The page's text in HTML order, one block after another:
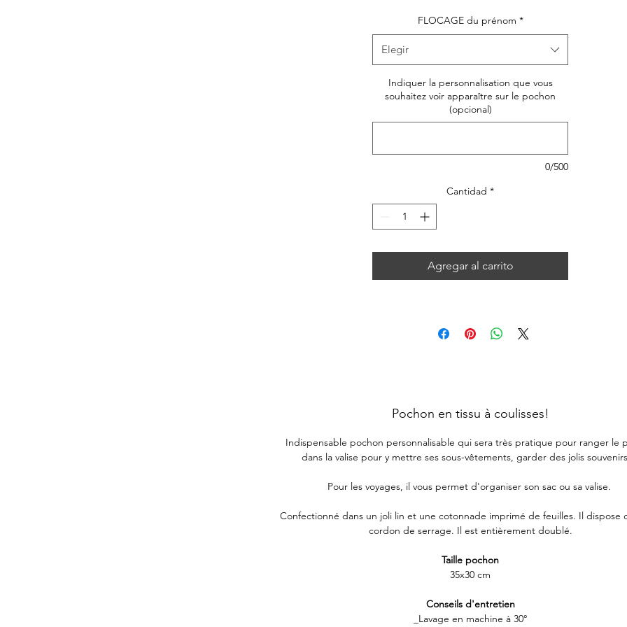
FLOCAGE du prénom *
Elegir
Indiquer la personnalisation que vous
souhaitez voir apparaître sur le pochon
(opcional)
0/500
Cantidad *
Agregar al carrito
Pochon en tissu à coulisses!
Indispensable pochon personnalisable qui sera très pratique pour ranger le
dans la valise pour y mettre ses sous-vêtements, garder des jolis
Pour les voyages, il vous permet d'organiser son sac ou sa valise.
Confectionné dans un joli lin et une cotonnade imprimé de feuilles. Il dispose
cordon de serrage. Il est entièrement doublé.
Taille pochon
35x30 cm
Conseils d'entretien
_Lavage en machine à 30°